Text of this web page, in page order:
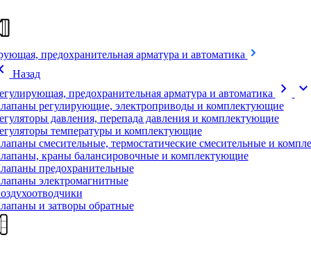
предохранительная арматура и автоматика
Назад
предохранительная арматура и автоматика
chevron_right expand_more
регулирующие, электроприводы и комплектующие
давления, перепада давления и комплектующие
температуры и комплектующие
смесительные, термостатические смесительные и
краны балансировочные и комплектующие
предохранительные
электромагнитные
и затворы обратные